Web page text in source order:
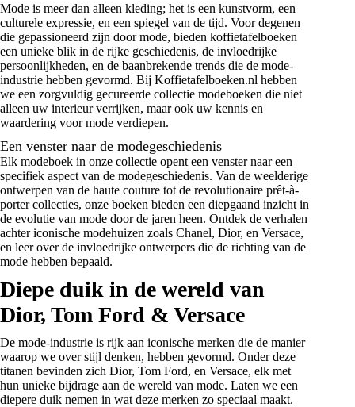
Mode is meer dan alleen kleding; het is een kunstvorm, een
culturele expressie, en een spiegel van de tijd. Voor degenen
die gepassioneerd zijn door mode, bieden koffietafelboeken
een unieke blik in de rijke geschiedenis, de invloedrijke
persoonlijkheden, en de baanbrekende trends die de mode-
industrie hebben gevormd. Bij Koffietafelboeken.nl hebben
we een zorgvuldig gecureerde collectie modeboeken die niet
alleen uw interieur verrijken, maar ook uw kennis en
waardering voor mode verdiepen.
Een venster naar de modegeschiedenis
Elk modeboek in onze collectie opent een venster naar een
specifiek aspect van de modegeschiedenis. Van de weelderige
ontwerpen van de haute couture tot de revolutionaire prêt-à-
porter collecties, onze boeken bieden een diepgaand inzicht in
de evolutie van mode door de jaren heen. Ontdek de verhalen
achter iconische modehuizen zoals Chanel, Dior, en Versace,
en leer over de invloedrijke ontwerpers die de richting van de
mode hebben bepaald.
Diepe duik in de wereld van
Dior, Tom Ford & Versace
De mode-industrie is rijk aan iconische merken die de manier
waarop we over stijl denken, hebben gevormd. Onder deze
titanen bevinden zich Dior, Tom Ford, en Versace, elk met
hun unieke bijdrage aan de wereld van mode. Laten we een
diepere duik nemen in wat deze merken zo speciaal maakt.